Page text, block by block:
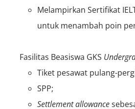
Melampirkan Sertifikat
untuk menambah poin
Fasilitas Beasiswa GKS
Tiket pesawat pulang-
SPP;
Settlement allowance